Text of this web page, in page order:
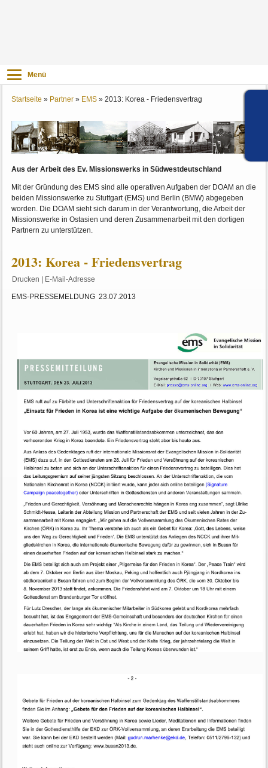
Menü
Startseite » Partner » EMS »2013: Korea - Friedensvertrag
Aus der Arbeit des Ev. Missionswerks in Südwestdeutschland
Mit der Gründung des EMS sind alle operativen Aufgaben der DOAM an die
beiden Missionswerke zu Stuttgart (EMS) und Berlin (BMW) abgegeben
worden. Die DOAM sieht sich darum in der Verantwortung, die Arbeit der
Missionswerke in Ostasien und deren Zusammenarbeit mit den dortigen
Partnern zu unterstützen.
2013: Korea - Friedensvertrag
Drucken E-Mail-Adresse
EMS-PRESSEMELDUNG 23.07.2013